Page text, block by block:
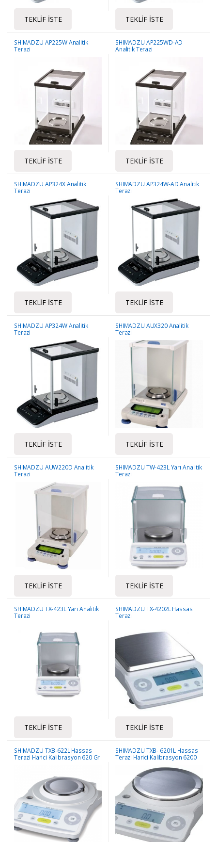
TEKLIF İSTE TEKLIF İSTE
SHIMADZU AP225W Analitik
Terazi
TEKLIF İSTE
SHIMADZU AP225WD-AD
Analitik Terazi
TEKLIF İSTE
SHIMADZU AP324X Analitik
Terazi
TEKLIF İSTE
SHIMADZU AP324W-AD Analitik
Terazi
TEKLIF İSTE
SHIMADZU AP324W Analitik
Terazi
TEKLIF İSTE
SHIMADZU AUX320 Analitik
Terazi
TEKLIF İSTE
SHIMADZU AUW220D Analitik
Terazi
TEKLIF İSTE
SHIMADZU TW-423L Yarı Analitik
Terazi
TEKLIF İSTE
SHIMADZU TX-423L Yarı Analitik
Terazi
TEKLIF İSTE
SHIMADZU TX-4202L Hassas
Terazi
TEKLIF İSTE
SHIMADZU TXB-622L Hassas
Terazi Harici Kalibrasyon 620 Gr
SHIMADZU TXB- 6201L Hassas
Terazi Harici Kalibrasyon 6200